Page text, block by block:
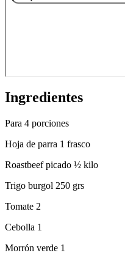
Ingredientes
Para 4 porciones
Hoja de parra 1 frasco
Roastbeef picado ½ kilo
Trigo burgol 250 grs
Tomate 2
Cebolla 1
Morrón verde 1